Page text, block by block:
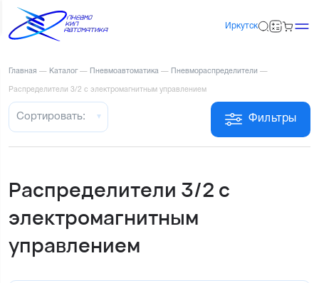
Иркутск
Главная — Каталог — Пневмоавтоматика — Пневмораспределители —
Распределители 3/2 с электромагнитным управлением
Фильтры
Сортировать:
Распределители 3/2 с
электромагнитным
управлением